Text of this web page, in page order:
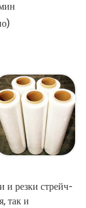
и резки стрейч-
так и